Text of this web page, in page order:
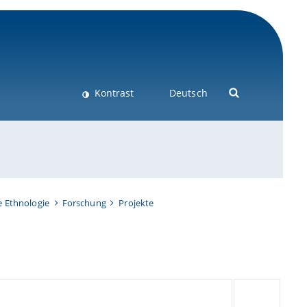
Kontrast Deutsch
Ethnologie Forschung
Projekte